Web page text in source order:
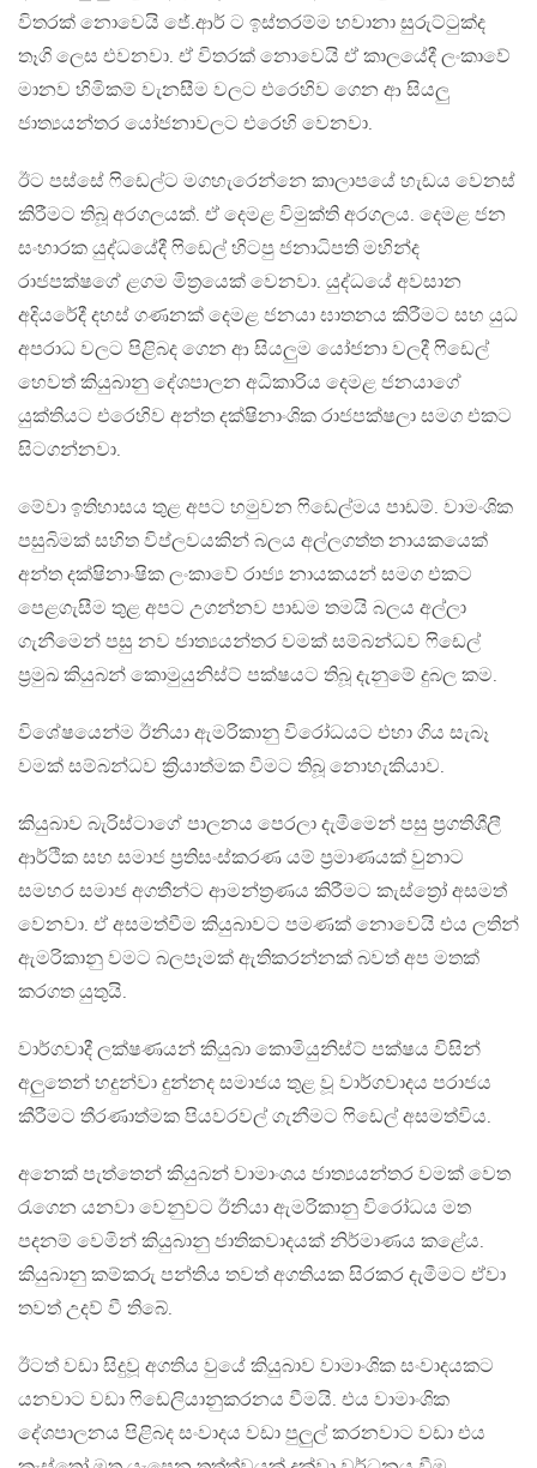
විතරක් නොවෙයි ජේ.ආර් ට ඉස්තරම්ම හවානා සුරුට්ටුක්ද
තෑගි ලෙස එවනවා. ඒ විතරක් නොවෙයි ඒ කාලයේදී ලංකාවේ
මානව හිමිකම් වැනසීම වලට එරෙහිව ගෙන ආ සියලු
ජාත්‍යයන්තර යෝජනාවලට එරෙහි වෙනවා.
ඊට පස්සේ ෆිඩෙල්ට මගහැරෙන්නෙ කාලාපයේ හැඩය වෙනස්
කිරීමට තිබූ අරගලයක්. ඒ දෙමළ විමුක්ති අරගලය. දෙමළ ජන
සංහාරක යුද්ධයේදී ෆිඩෙල් හිටපු ජනාධිපති මහින්ද
රාජපක්ෂගේ ළගම මිත්‍රයෙක් වෙනවා. යුද්ධයේ අවසාන
අදියරේදී දහස් ගණනක් දෙමළ ජනයා ඝාතනය කිරීමට සහ යුධ
අපරාධ වලට පිළිබද ගෙන ආ සියලුම යෝජනා වලදී ෆිඩෙල්
හෙවත් කියුබානු දේශපාලන අධිකාරිය දෙමළ ජනයාගේ
යුක්තියට එරෙහිව අන්ත දක්ෂිනාංශික රාජපක්ෂලා සමග එකට
සිටගන්නවා.
මේවා ඉතිහාසය තුළ අපට හමුවන ෆිඩෙල්මය පාඩම්. වාමංශික
පසුබිමක් සහිත විප්ලවයකින් බලය අල්ලගත්ත නායකයෙක්
අන්ත දක්ෂිනාංෂික ලංකාවේ රාජ්‍ය නායකයන් සමග එකට
පෙළගැසීම තුළ අපට උගන්නව පාඩම තමයි බලය අල්ලා
ගැනීමෙන් පසු නව ජාත්‍යයන්තර වමක් සම්බන්ධව ෆිඩෙල්
ප්‍රමුඛ කියුබන් කොමුයුනිස්ට් පක්ෂයට තිබූ දැනුමේ දුබල කම.
විශේෂයෙන්ම ඊනියා ඇමරිකානු විරෝධයට එහා ගිය සැබෑ
වමක් සම්බන්ධව ක්‍රියාත්මක වීමට තිබූ නොහැකියාව.
කියුබාව බැරිස්ටාගේ පාලනය පෙරලා දැමීමෙන් පසු ප්‍රගතිශීලී
ආර්ථික සහ සමාජ ප්‍රතිසංස්කරණ යම් ප්‍රමාණයක් වුනාට
සමහර සමාජ අගතීන්ට ආමන්ත්‍රණය කිරීමට කැස්ත්‍රෝ අසමත්
වෙනවා. ඒ අසමත්වීම කියුබාවට පමණක් නොවෙයි එය ලතින්
ඇමරිකානු වමට බලපෑමක් ඇතිකරන්නක් බවත් අප මතක්
කරගත යුතුයි.
වාර්ගවාදී ලක්ෂණයන් කියුබා කොමියුනිස්ට් පක්ෂය විසින්
අලුතෙන් හදුන්වා දුන්නද සමාජය තුළ වූ වාර්ගවාදය පරාජය
කීරීමට තීරණාත්මක පියවරවල් ගැනීමට ෆිඩෙල් අසමත්විය.
අනෙක් පැත්තෙන් කියුබන් වාමාංශය ජාත්‍යයන්තර වමක් වෙත
රැගෙන යනවා වෙනුවට ඊනියා ඇමරිකානු විරෝධය මත
පදනම් වෙමින් කියුබානු ජාතිකවාදයක් නිර්මාණය කළේය.
කියුබානු කම්කරු පන්තිය තවත් අගතියක සිරකර දැමීමට ඒවා
තවත් උදව් වී තිබේ.
ඊටත් වඩා සිදුවූ අගතිය වුයේ කියුබාව වාමාංශික සංවාදයකට
යනවාට වඩා ෆිඩෙලියානුකරනය වීමයි. එය වාමාංශික
දේශපාලනය පිළිබද සංවාදය වඩා පුලුල් කරනවාට වඩා එය